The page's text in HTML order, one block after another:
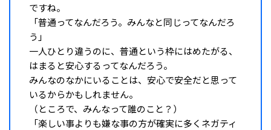
ですね。
「普通ってなんだろう。みんなと同じってなんだろ
う」
一人ひとり違うのに、普通という枠にはめたがる、
はまると安心するってなんだろう。
みんなのなかにいることは、安心で安全だと思って
いるからかもしれません。
（ところで、みんなって誰のこと？）
「楽しい事よりも嫌な事の方が確実に多くネガティ